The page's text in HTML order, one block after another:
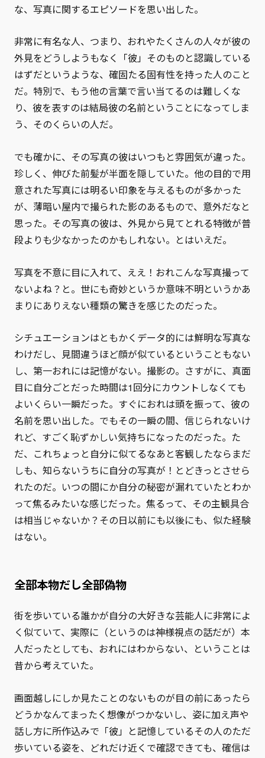
な、写真に関するエピソードを思い出した。
非常に有名な人、つまり、おれやたくさんの人々が彼の
外見をどうしようもなく「彼」そのものと認識している
はずだというような、確固たる固有性を持った人のこと
だ。特別で、もう他の言葉で言い当てるのは難しくな
り、彼を表すのは結局彼の名前ということになってしま
う、そのくらいの人だ。
でも確かに、その写真の彼はいつもと雰囲気が違った。
珍しく、伸びた前髪が半面を隠していた。他の目的で用
意された写真には明るい印象を与えるものが多かった
が、薄暗い屋内で撮られた影のあるもので、意外だなと
思った。その写真の彼は、外見から見てとれる特徴が普
段よりも少なかったのかもしれない。とはいえだ。
写真を不意に目に入れて、ええ！おれこんな写真撮って
ないよね？と。世にも奇妙というか意味不明というかあ
まりにありえない種類の驚きを感じたのだった。
シチュエーションはともかくデータ的には鮮明な写真な
わけだし、見間違うほど顔が似ているということもない
し、第一おれには記憶がない。撮影の。さすがに、真面
目に自分ごとだった時間は1回分にカウントしなくても
よいくらい一瞬だった。すぐにおれは頭を振って、彼の
名前を思い出した。でもその一瞬の間、信じられないけ
れど、すごく恥ずかしい気持ちになったのだった。た
だ、これちょっと自分に似てるなあと客観したならまだ
しも、知らないうちに自分の写真が！とどきっとさせら
れたのだ。いつの間にか自分の秘密が漏れていたとわか
って焦るみたいな感じだった。焦るって、その主観具合
は相当じゃないか？その日以前にも以後にも、似た経験
はない。
全部本物だし全部偽物
街を歩いている誰かが自分の大好きな芸能人に非常によ
く似ていて、実際に（というのは神様視点の話だが）本
人だったとしても、おれにはわからない、ということは
昔から考えていた。
画面越しにしか見たことのないものが目の前にあったら
どうかなんてまったく想像がつかないし、姿に加え声や
話し方に所作込みで「彼」と記憶しているその人のただ
歩いている姿を、どれだけ近くで確認できても、確信は